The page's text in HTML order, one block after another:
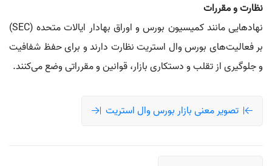
نظارت و مقررات
نهادهایی مانند کمیسیون بورس و اوراق بهادار ایالات متحده (SEC)
بر فعالیت‌های بورس وال استریت نظارت دارند و برای حفظ شفافیت
و جلوگیری از تقلب و دستکاری بازار، قوانین و مقرراتی وضع می‌کنند.
تصویر معنی بازار بورس وال استریت